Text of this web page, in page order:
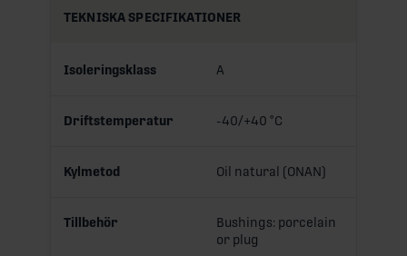
TEKNISKA SPECIFIKATIONER
Isoleringsklass A
Driftstemperatur -40/+40 °C
Kylmetod Oil natural (ONAN)
Tillbehör
Bushings: porcelain
or plug